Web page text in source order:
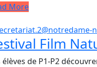
More
Film
élèves de P1-P2